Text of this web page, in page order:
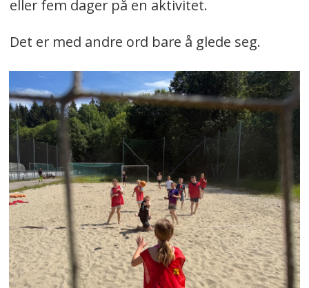
eller fem dager på en aktivitet.
Det er med andre ord bare å glede seg.